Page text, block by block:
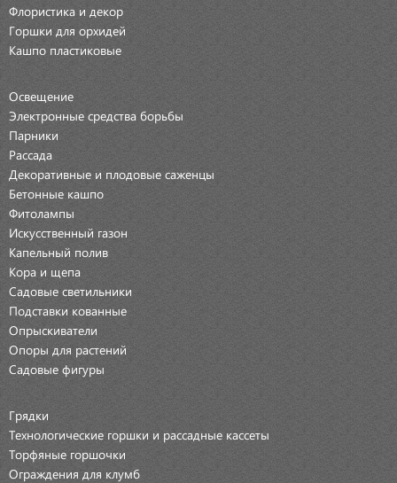
Флористика и декор
Горшки для орхидей
Кашпо пластиковые
Освещение
Электронные средства борьбы
Парники
Рассада
Декоративные и плодовые саженцы
Бетонные кашпо
Фитолампы
Искусственный газон
Капельный полив
Кора и щепа
Садовые светильники
Подставки кованные
Опрыскиватели
Опоры для растений
Садовые фигуры
Грядки
Технологические горшки и рассадные кассеты
Торфяные горшочки
Ограждения для клумб